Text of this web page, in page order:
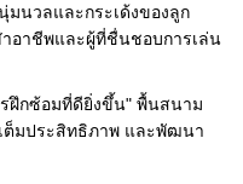
นวลและกระเด้งของลูก
อาชีพและผู้ที่ชื่นชอบการเล่น
ฝึกซ้อมที่ดียิ่งขึ้น" พื้นสนาม
ต็มประสิทธิภาพ และพัฒนา